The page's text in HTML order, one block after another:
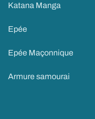
Katana Manga
Epée
Epée Maçonnique
Armure samourai